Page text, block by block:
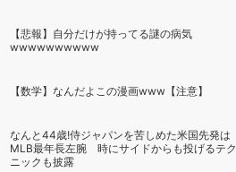
【悲報】自分だけが持ってる謎の病気
wwwwwwwwww
【数学】なんだよこの漫画www【注意】
なんと44歳!侍ジャパンを苦しめた米国先発は
MLB最年長左腕 時にサイドからも投げるテク
ニックも披露